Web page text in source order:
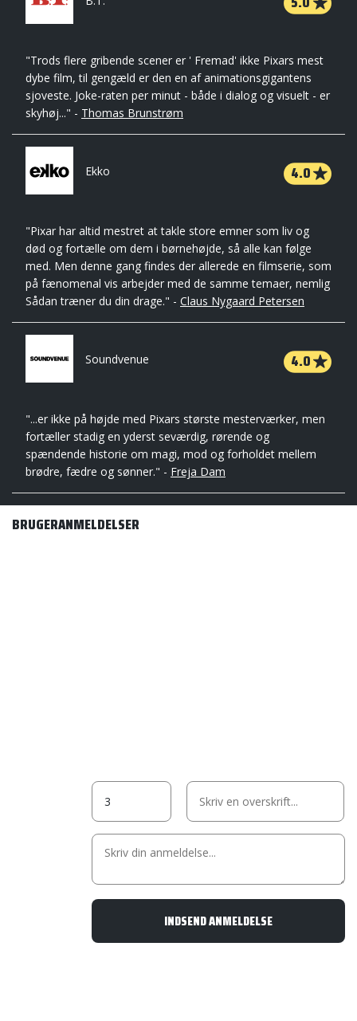
"Trods flere gribende scener er ' Fremad' ikke Pixars mest
dybe film, til gengæld er den en af animationsgigantens
sjoveste. Joke-raten per minut - både i dialog og visuelt - er
skyhøj..." - Thomas Brunstrøm
Ekko 4.0
"Pixar har altid mestret at takle store emner som liv og
død og fortælle om dem i børnehøjde, så alle kan følge
med. Men denne gang findes der allerede en filmserie, som
på fænomenal vis arbejder med de samme temaer, nemlig
Sådan træner du din drage." - Claus Nygaard Petersen
Soundvenue 4.0
"...er ikke på højde med Pixars største mesterværker, men
fortæller stadig en yderst seværdig, rørende og
spændende historie om magi, mod og forholdet mellem
brødre, fædre og sønner." - Freja Dam
BRUGERANMELDELSER